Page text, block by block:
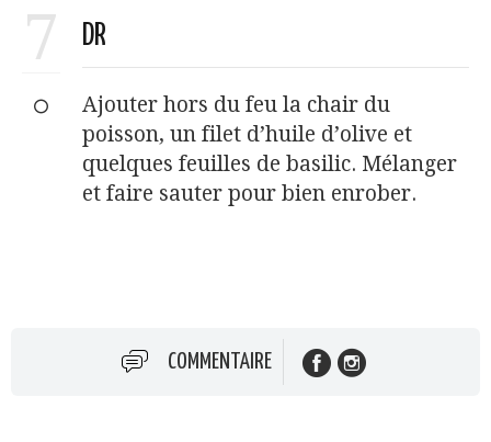
7 DR
Ajouter hors du feu la chair du
poisson, un filet d’huile d’olive et
quelques feuilles de basilic. Mélanger
et faire sauter pour bien enrober.
COMMENTAIRE